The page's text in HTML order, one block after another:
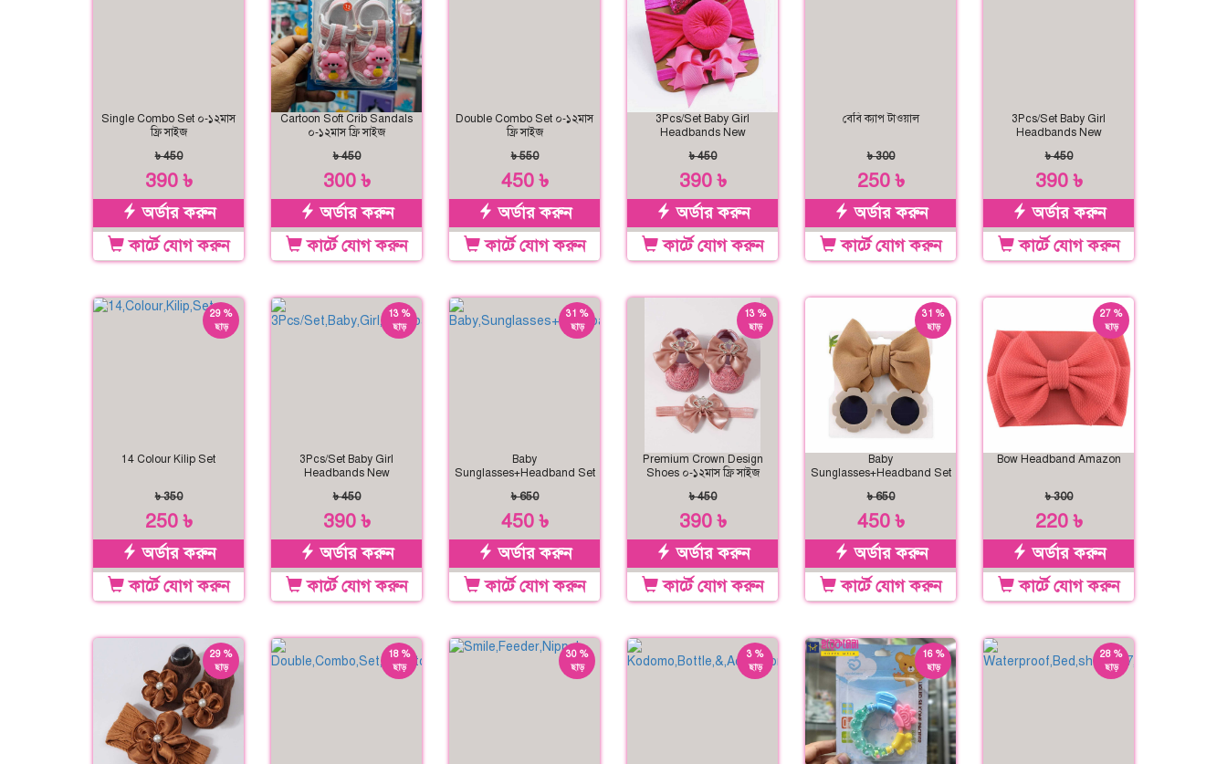
Single Combo Set ০-১২মাস
ফ্রি সাইজ
৳ 450
390 ৳
অর্ডার করুন
কার্টে যোগ করুন
Cartoon Soft Crib Sandals
০-১২মাস ফ্রি সাইজ
৳ 450
300 ৳
অর্ডার করুন
কার্টে যোগ করুন
Double Combo Set ০-১২মাস
ফ্রি সাইজ
৳ 550
450 ৳
অর্ডার করুন
কার্টে যোগ করুন
3Pcs/Set Baby Girl
Headbands New
৳ 450
390 ৳
অর্ডার করুন
কার্টে যোগ করুন
বেবি ক্যাপ টাওয়াল
৳ 300
250 ৳
অর্ডার করুন
কার্টে যোগ করুন
3Pcs/Set Baby Girl
Headbands New
৳ 450
390 ৳
অর্ডার করুন
কার্টে যোগ করুন
29 %
ছাড়
14 Colour Kilip Set
৳ 350
250 ৳
অর্ডার করুন
কার্টে যোগ করুন
13 %
ছাড়
3Pcs/Set Baby Girl
Headbands New
৳ 450
390 ৳
অর্ডার করুন
কার্টে যোগ করুন
31 %
ছাড়
Baby
Sunglasses+Headband Set
৳ 650
450 ৳
অর্ডার করুন
কার্টে যোগ করুন
13 %
ছাড়
Premium Crown Design
Shoes ০-১২মাস ফ্রি সাইজ
৳ 450
390 ৳
অর্ডার করুন
কার্টে যোগ করুন
31 %
ছাড়
Baby
Sunglasses+Headband Set
৳ 650
450 ৳
অর্ডার করুন
কার্টে যোগ করুন
27 %
ছাড়
Bow Headband Amazon
৳ 300
220 ৳
অর্ডার করুন
কার্টে যোগ করুন
29 %
ছাড়
18 %
ছাড়
30 %
ছাড়
3 %
ছাড়
16 %
ছাড়
28 %
ছাড়